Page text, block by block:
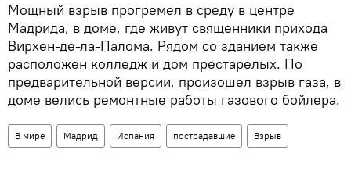
Мощный взрыв прогремел в среду в центре
Мадрида, в доме, где живут священники прихода
Вирхен-де-ла-Палома. Рядом со зданием также
расположен колледж и дом престарелых. По
предварительной версии, произошел взрыв газа, в
доме велись ремонтные работы газового бойлера.
В мире Мадрид Испания пострадавшие Взрыв